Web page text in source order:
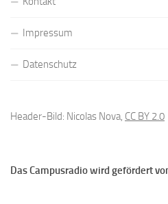
Impressum
Datenschutz
Header-Bild: Nicolas Nova, CC BY 2.0
Das Campusradio wird gefördert